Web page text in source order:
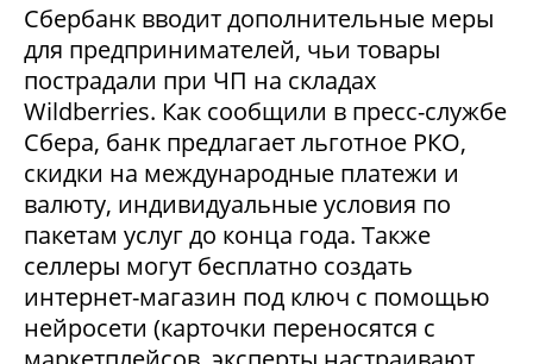
Сбербанк вводит дополнительные меры
для предпринимателей, чьи товары
пострадали при ЧП на складах
Wildberries. Как сообщили в пресс-службе
Сбера, банк предлагает льготное РКО,
скидки на международные платежи и
валюту, индивидуальные условия по
пакетам услуг до конца года. Также
селлеры могут бесплатно создать
интернет-магазин под ключ с помощью
нейросети (карточки переносятся с